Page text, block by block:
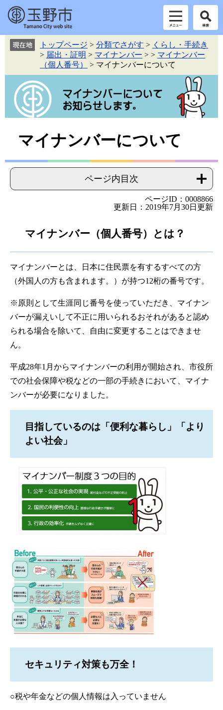
トップページ > 分類でさがす > くらし・手続き
> 届出・証明 > マイナンバー > > マイナンバー
（個人番号）
> マイナンバーについて
マイナンバーについて
ページ内目次
ページID：0008866
更新日：2019年7月30日更新
マイナンバー（個人番号）とは？
マイナンバーとは、日本に住民票を有するすべての方
（外国人の方も含まれます。）が持つ12桁の番号です。
※原則として生涯同じ番号を使っていただき、マイナン
バーが漏えいして不正に用いられるおそれがあると認め
られる場合を除いて、自由に変更することはできませ
ん。
平成28年1月からマイナンバーの利用が開始され、市役所
での社会保障や税などの一部の手続きにおいて、マイナ
ンバーが必要になりました。
目指しているのは「便利な暮らし」「より
よい社会」
セキュリティ対策も万全！
○税や年金などの個人情報は入っていません